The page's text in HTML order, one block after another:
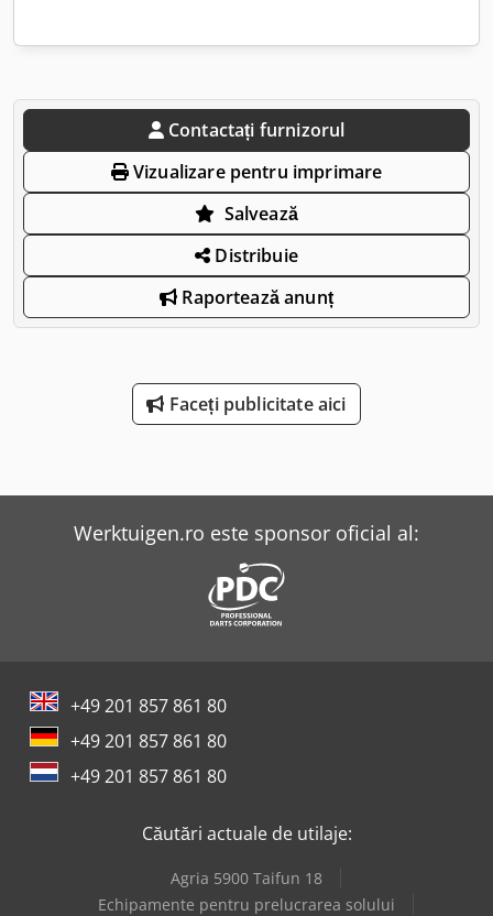
Contactați furnizorul
Vizualizare pentru imprimare
Salvează
Distribuie
Raportează anunț
Faceți publicitate aici
Werktuigen.ro este sponsor oficial al:
+49 201 857 861 80
+49 201 857 861 80
+49 201 857 861 80
Căutări actuale de utilaje:
Agria 5900 Taifun 18
Echipamente pentru prelucrarea solului